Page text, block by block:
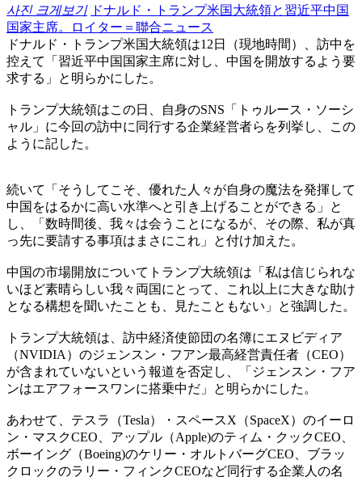
사진 크게보기 ドナルド・トランプ米国大統領と習近平中国
国家主席。ロイター＝聯合ニュース
ドナルド・トランプ米国大統領は12日（現地時間）、訪中を
控えて「習近平中国国家主席に対し、中国を開放するよう要
求する」と明らかにした。
トランプ大統領はこの日、自身のSNS「トゥルース・ソーシ
ャル」に今回の訪中に同行する企業経営者らを列挙し、この
ように記した。
続いて「そうしてこそ、優れた人々が自身の魔法を発揮して
中国をはるかに高い水準へと引き上げることができる」と
し、「数時間後、我々は会うことになるが、その際、私が真
っ先に要請する事項はまさにこれ」と付け加えた。
中国の市場開放についてトランプ大統領は「私は信じられな
いほど素晴らしい我々両国にとって、これ以上に大きな助け
となる構想を聞いたことも、見たこともない」と強調した。
トランプ大統領は、訪中経済使節団の名簿にエヌビディア
（NVIDIA）のジェンスン・フアン最高経営責任者（CEO）
が含まれていないという報道を否定し、「ジェンスン・フア
ンはエアフォースワンに搭乗中だ」と明らかにした。
あわせて、テスラ（Tesla）・スペースX（SpaceX）のイーロ
ン・マスクCEO、アップル（Apple)のティム・クックCEO、
ボーイング（Boeing)のケリー・オルトバーグCEO、ブラッ
クロックのラリー・フィンクCEOなど同行する企業人の名